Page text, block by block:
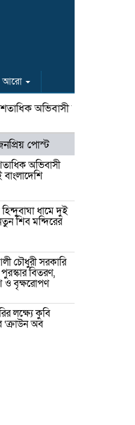
আরো
উদ্ধার, বেশির ভাগই
পোস্ট
অভিবাসী
বাংলাদেশি
ধামে দুই
শিব মন্দিরের
চৌধুরী সরকারি
বিতরণ,
ও বৃক্ষরোপণ
লক্ষ্যে কুবি
‘ক্রাউন অব